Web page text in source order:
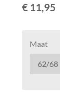
€ 11,95
Maat